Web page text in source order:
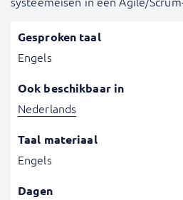
Gesproken taal
Engels
Ook beschikbaar in
Nederlands
Taal materiaal
Engels
Dagen